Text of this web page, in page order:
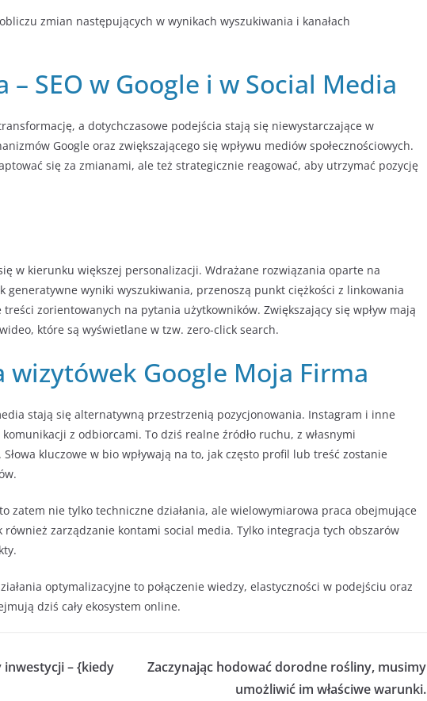
obliczu zmian następujących w wynikach wyszukiwania i kanałach
– SEO w Google i w Social Media
a dotychczasowe podejścia stają się niewystarczające w
Google oraz zwiększającego się wpływu mediów społecznościowych.
się za zmianami, ale też strategicznie reagować, aby utrzymać pozycję
w kierunku większej personalizacji. Wdrażane rozwiązania oparte na
generatywne wyniki wyszukiwania, przenoszą punkt ciężkości z linkowania
zorientowanych na pytania użytkowników. Zwiększający się wpływ mają
które są wyświetlane w tzw. zero-click search.
Google Moja Firma
stają się alternatywną przestrzenią pozycjonowania. Instagram i inne
komunikacji z odbiorcami. To dziś realne źródło ruchu, z własnymi
kluczowe w bio wpływają na to, jak często profil lub treść zostanie
zatem nie tylko techniczne działania, ale wielowymiarowa praca obejmujące
również zarządzanie kontami social media. Tylko integracja tych obszarów
optymalizacyjne to połączenie wiedzy, elastyczności w podejściu oraz
dziś cały ekosystem online.
inwestycji – {kiedy
Zaczynając hodować dorodne rośliny, musimy
umożliwić im właściwe warunki.